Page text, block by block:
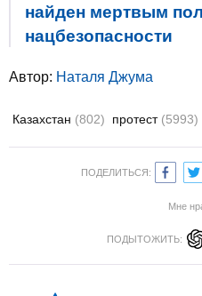
найден мертвым
нацбезопасности
Автор: Наталя Джума
Казахстан (802) протест (5993)
ПОДЕЛИТЬСЯ:
Мне
ПОДЫТОЖИТЬ: